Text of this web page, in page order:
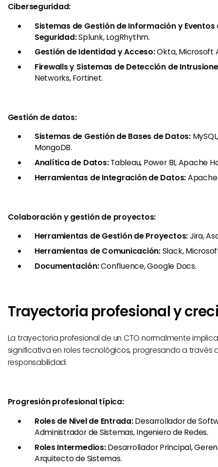
Ciberseguridad:
Sistemas de Gestión de Información y Eventos
Seguridad:Splunk, LogRhythm.
Gestión de Identidad y Acceso:Okta, Microsoft
Firewalls y Sistemas de Detección de
Networks, Fortinet.
Gestión de datos:
Sistemas de Gestión de Bases de Datos:
MongoDB.
Analítica de Datos:Tableau, Power BI, Apache
Herramientas de Integración de Datos:Apache
Colaboración y gestión de proyectos:
Herramientas de Gestión de Proyectos:Jira,
Herramientas de Comunicación:Slack,
Documentación:Confluence, Google Docs.
Trayectoria profesional y
La trayectoria profesional de un CTO normalmente
significativa en roles tecnológicos, progresando a través
responsabilidad.
Progresión profesional típica:
Roles de Nivel de Entrada:Desarrollador de
Administrador de Sistemas, Ingeniero de Redes.
Roles Intermedios:Desarrollador Principal,
Arquitecto de Sistemas.